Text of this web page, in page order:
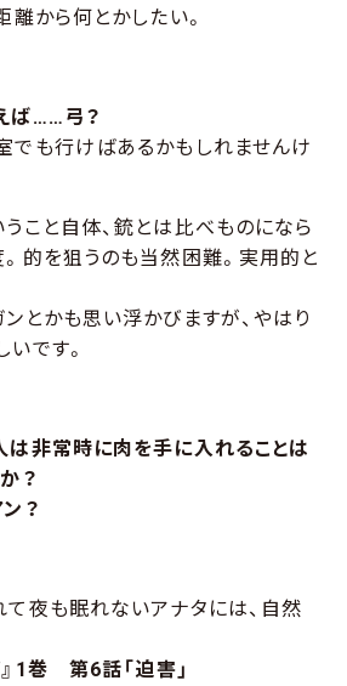
離から何とかしたい。
ば……弓？
でも行けばあるかもしれませんけ
こと自体、銃とは比べものになら
的を狙うのも当然困難。実用的と
とかも思い浮かびますが、やはり
です。
は非常時に肉を手に入れることは
？
？
夜も眠れないアナタには、自然
1巻 第6話「迫害」